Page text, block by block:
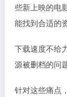
些新上映的电
能找到合适的
下载速度不给
源被删档的问
针对这些痛点